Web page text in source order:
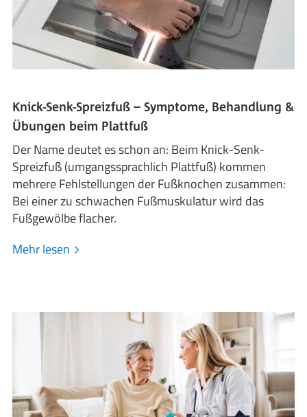
Knick-Senk-Spreizfuß – Symptome, Behandlung &
Übungen beim Plattfuß
Der Name deutet es schon an: Beim Knick-Senk-
Spreizfuß (umgangssprachlich Plattfuß) kommen
mehrere Fehlstellungen der Fußknochen zusammen:
Bei einer zu schwachen Fußmuskulatur wird das
Fußgewölbe flacher.
Mehr lesen